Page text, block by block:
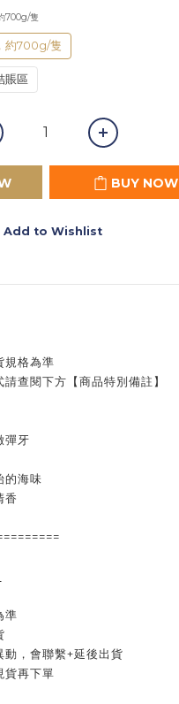
700g/隻
約700g/隻
賬區
BUY NOW
Add to Wishlist
規格為準
查閱下方【商品特別備註】
彈牙
的海味
香
準
，會聯繫+延後出貨
貨再下單